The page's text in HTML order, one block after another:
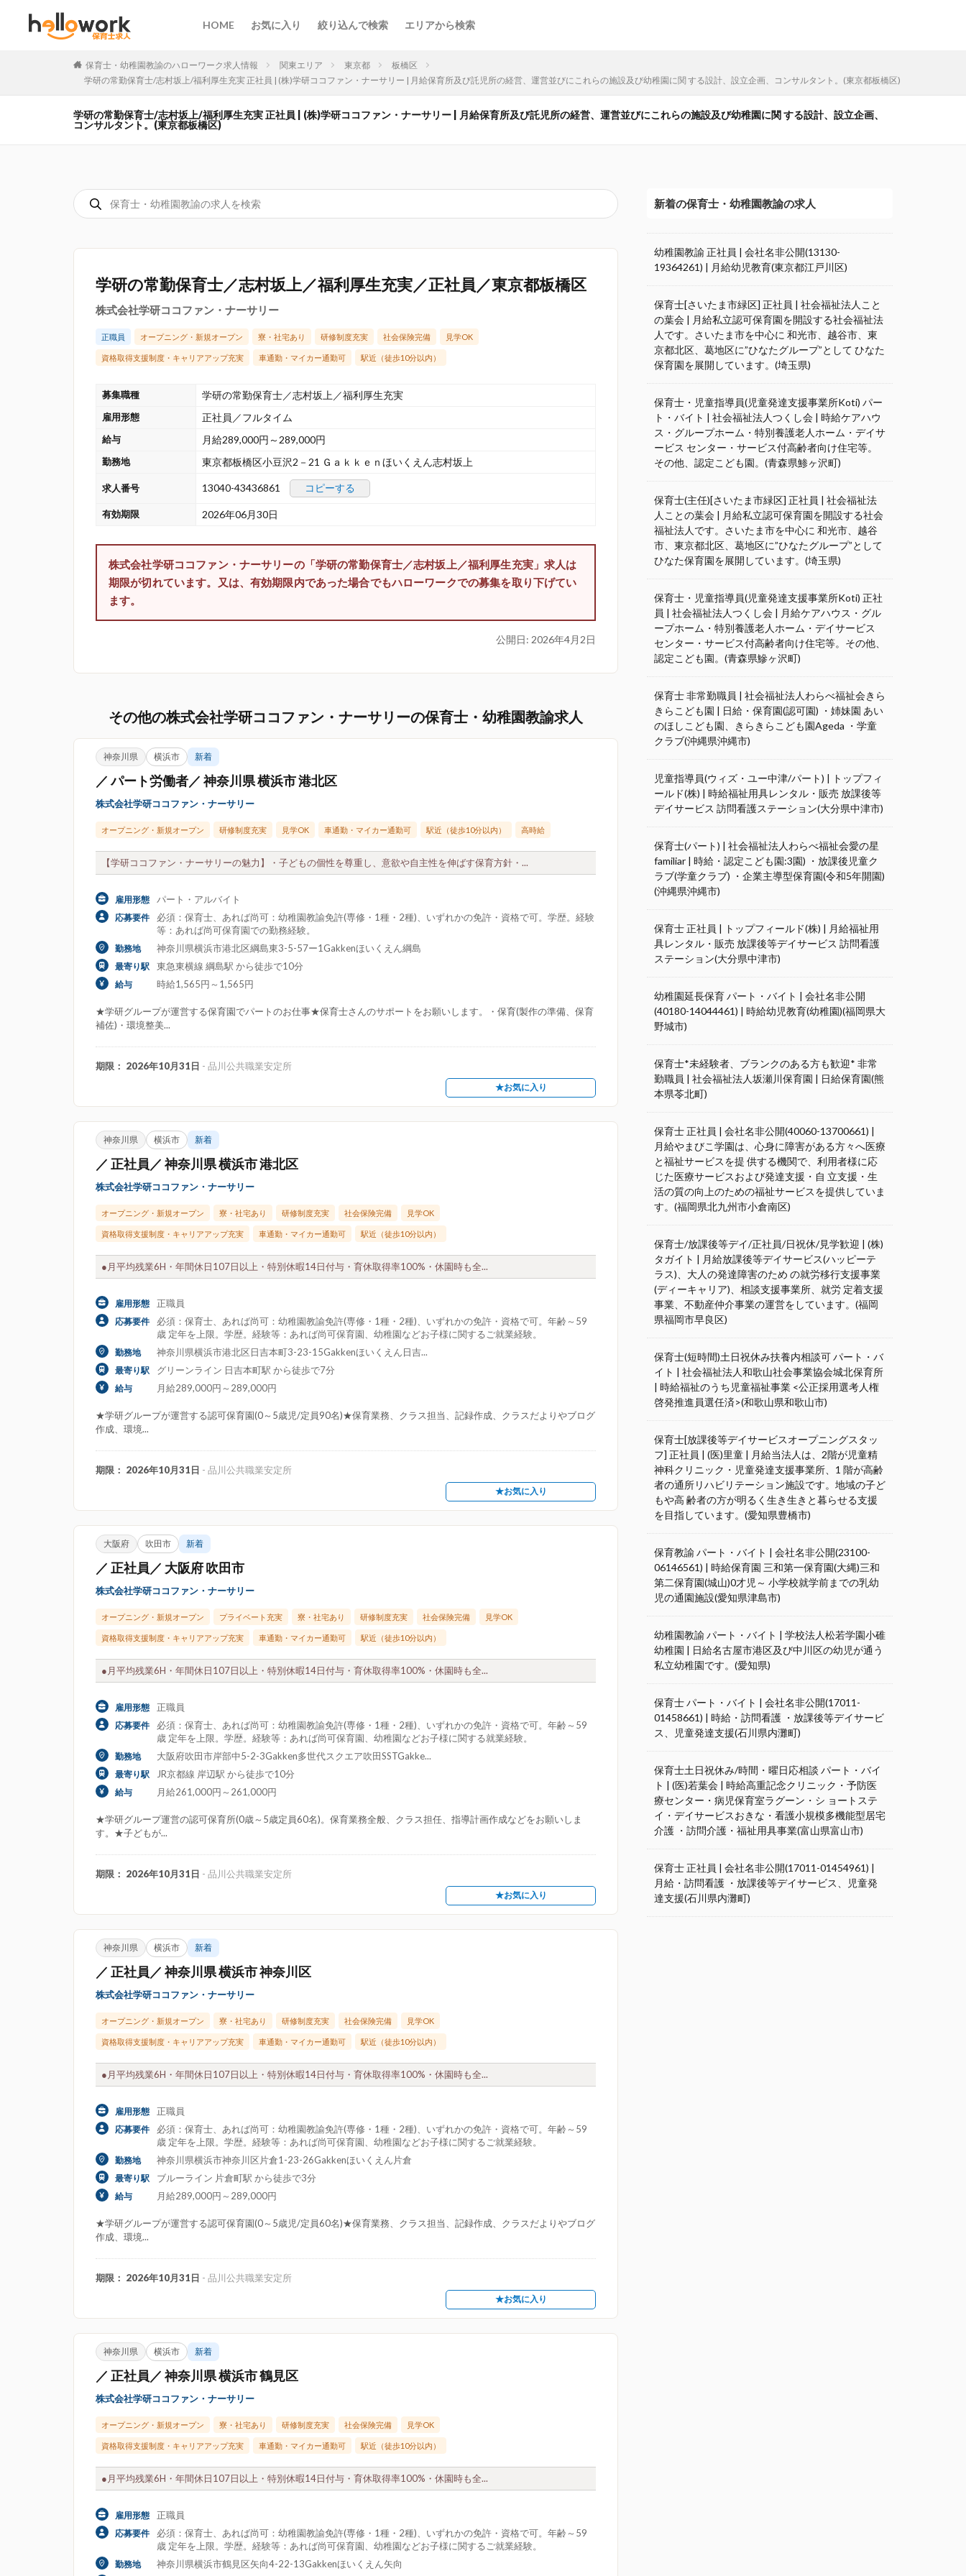
HOME お気に入り 絞り込んで検索 エリアから検索
保育士・幼稚園教諭のハローワーク求人情報 関東エリア 東京都
板橋区
学研の常勤保育士/志村坂上/福利厚生充実 正社員 | (株)学研ココファン・ナーサリー | 月給保育所及び託児所の経営、運営並びにこれらの施設及び幼稚園に関 する設計、設立企画、コンサルタント。(東京都板橋区)
学研の常勤保育士/志村坂上/福利厚生充実 正社員 | (株)学研ココファン・ナーサリー | 月給保育所及び託児所の経営、運営並びにこれらの施設及び幼稚園に関 する設計、設立企画、
コンサルタント。(東京都板橋区)
学研の常勤保育士／志村坂上／福利厚生充実／正社員／東京都板橋区
株式会社学研ココファン・ナーサリー
正職員 オープニング・新規オープン 寮・社宅あり 研修制度充実 社会保険完備 見学OK
資格取得支援制度・キャリアアップ充実 車通勤・マイカー通勤可 駅近（徒歩10分以内）
募集職種 学研の常勤保育士／志村坂上／福利厚生充実
雇用形態 正社員／フルタイム
給与 月給289,000円～289,000円
勤務地 東京都板橋区小豆沢2－21 Ｇａｋｋｅｎほいくえん志村坂上
求人番号 13040-43436861 コピーする
有効期限 2026年06月30日
株式会社学研ココファン・ナーサリーの「学研の常勤保育士／志村坂上／福利厚生充実」求人は
期限が切れています。又は、有効期限内であった場合でもハローワークでの募集を取り下げてい
ます。
公開日: 2026年4月2日
その他の株式会社学研ココファン・ナーサリーの保育士・幼稚園教諭求人
神奈川県 横浜市 新着
／ パート労働者／ 神奈川県 横浜市 港北区
株式会社学研ココファン・ナーサリー
オープニング・新規オープン 研修制度充実 見学OK 車通勤・マイカー通勤可 駅近（徒歩10分以内） 高時給
【学研ココファン・ナーサリーの魅力】・子どもの個性を尊重し、意欲や自主性を伸ばす保育方針・...
雇用形態 パート・アルバイト
応募要件
必須：保育士、あれば尚可：幼稚園教諭免許(専修・1種・2種)、いずれかの免許・資格で可。学歴。経験
等：あれば尚可保育園での勤務経験。
勤務地 神奈川県横浜市港北区綱島東3-5-57ー1Gakkenほいくえん綱島
最寄り駅 東急東横線 綱島駅 から徒歩で10分
給与 時給1,565円～1,565円
★学研グループが運営する保育園でパートのお仕事★保育士さんのサポートをお願いします。・保育(製作の準備、保育
補佐)・環境整美...
期限： 2026年10月31日 - 品川公共職業安定所
★お気に入り
神奈川県 横浜市 新着
／ 正社員／ 神奈川県 横浜市 港北区
株式会社学研ココファン・ナーサリー
オープニング・新規オープン 寮・社宅あり 研修制度充実 社会保険完備 見学OK
資格取得支援制度・キャリアアップ充実 車通勤・マイカー通勤可 駅近（徒歩10分以内）
●月平均残業6H・年間休日107日以上・特別休暇14日付与・育休取得率100%・休園時も全...
雇用形態 正職員
応募要件
必須：保育士、あれば尚可：幼稚園教諭免許(専修・1種・2種)、いずれかの免許・資格で可。年齢～59
歳 定年を上限。学歴。経験等：あれば尚可保育園、幼稚園などお子様に関するご就業経験。
勤務地 神奈川県横浜市港北区日吉本町3-23-15Gakkenほいくえん日吉...
最寄り駅 グリーンライン 日吉本町駅 から徒歩で7分
給与 月給289,000円～289,000円
★学研グループが運営する認可保育園(0～5歳児/定員90名)★保育業務、クラス担当、記録作成、クラスだよりやブログ
作成、環境...
期限： 2026年10月31日 - 品川公共職業安定所
★お気に入り
大阪府 吹田市 新着
／ 正社員／ 大阪府 吹田市
株式会社学研ココファン・ナーサリー
オープニング・新規オープン プライベート充実 寮・社宅あり 研修制度充実 社会保険完備 見学OK
資格取得支援制度・キャリアアップ充実 車通勤・マイカー通勤可 駅近（徒歩10分以内）
●月平均残業6H・年間休日107日以上・特別休暇14日付与・育休取得率100%・休園時も全...
雇用形態 正職員
応募要件
必須：保育士、あれば尚可：幼稚園教諭免許(専修・1種・2種)、いずれかの免許・資格で可。年齢～59
歳 定年を上限。学歴。経験等：あれば尚可保育園、幼稚園などお子様に関する就業経験。
勤務地 大阪府吹田市岸部中5-2-3Gakken多世代スクエア吹田SSTGakke...
最寄り駅 JR京都線 岸辺駅 から徒歩で10分
給与 月給261,000円～261,000円
★学研グループ運営の認可保育所(0歳～5歳定員60名)。保育業務全般、クラス担任、指導計画作成などをお願いしま
す。★子どもが...
期限： 2026年10月31日 - 品川公共職業安定所
★お気に入り
神奈川県 横浜市 新着
／ 正社員／ 神奈川県 横浜市 神奈川区
株式会社学研ココファン・ナーサリー
オープニング・新規オープン 寮・社宅あり 研修制度充実 社会保険完備 見学OK
資格取得支援制度・キャリアアップ充実 車通勤・マイカー通勤可 駅近（徒歩10分以内）
●月平均残業6H・年間休日107日以上・特別休暇14日付与・育休取得率100%・休園時も全...
雇用形態 正職員
応募要件
必須：保育士、あれば尚可：幼稚園教諭免許(専修・1種・2種)、いずれかの免許・資格で可。年齢～59
歳 定年を上限。学歴。経験等：あれば尚可保育園、幼稚園などお子様に関するご就業経験。
勤務地 神奈川県横浜市神奈川区片倉1-23-26Gakkenほいくえん片倉
最寄り駅 ブルーライン 片倉町駅 から徒歩で3分
給与 月給289,000円～289,000円
★学研グループが運営する認可保育園(0～5歳児/定員60名)★保育業務、クラス担当、記録作成、クラスだよりやブログ
作成、環境...
期限： 2026年10月31日 - 品川公共職業安定所
★お気に入り
神奈川県 横浜市 新着
／ 正社員／ 神奈川県 横浜市 鶴見区
株式会社学研ココファン・ナーサリー
オープニング・新規オープン 寮・社宅あり 研修制度充実 社会保険完備 見学OK
資格取得支援制度・キャリアアップ充実 車通勤・マイカー通勤可 駅近（徒歩10分以内）
●月平均残業6H・年間休日107日以上・特別休暇14日付与・育休取得率100%・休園時も全...
雇用形態 正職員
応募要件
必須：保育士、あれば尚可：幼稚園教諭免許(専修・1種・2種)、いずれかの免許・資格で可。年齢～59
歳 定年を上限。学歴。経験等：あれば尚可保育園、幼稚園などお子様に関するご就業経験。
勤務地 神奈川県横浜市鶴見区矢向4-22-13Gakkenほいくえん矢向
新着の保育士・幼稚園教諭の求人
幼稚園教諭 正社員 | 会社名非公開(13130-
19364261) | 月給幼児教育(東京都江戸川区)
保育士[さいたま市緑区] 正社員 | 社会福祉法人こと
の葉会 | 月給私立認可保育園を開設する社会福祉法
人です。さいたま市を中心に 和光市、越谷市、東
京都北区、葛地区に”ひなたグループ”として ひなた
保育園を展開しています。(埼玉県)
保育士・児童指導員(児童発達支援事業所Koti) パー
ト・バイト | 社会福祉法人つくし会 | 時給ケアハウ
ス・グループホーム・特別養護老人ホーム・デイサ
ービス センター・サービス付高齢者向け住宅等。
その他、認定こども園。(青森県鯵ヶ沢町)
保育士(主任)[さいたま市緑区] 正社員 | 社会福祉法
人ことの葉会 | 月給私立認可保育園を開設する社会
福祉法人です。さいたま市を中心に 和光市、越谷
市、東京都北区、葛地区に”ひなたグループ”として
ひなた保育園を展開しています。(埼玉県)
保育士・児童指導員(児童発達支援事業所Koti) 正社
員 | 社会福祉法人つくし会 | 月給ケアハウス・グル
ープホーム・特別養護老人ホーム・デイサービス
センター・サービス付高齢者向け住宅等。その他、
認定こども園。(青森県鰺ヶ沢町)
保育士 非常勤職員 | 社会福祉法人わらべ福祉会きら
きらこども園 | 日給・保育園(認可園) ・姉妹園 あい
のほしこども園、きらきらこども園Ageda ・学童
クラブ(沖縄県沖縄市)
児童指導員(ウィズ・ユー中津/パート) | トップフィ
ールド(株) | 時給福祉用具レンタル・販売 放課後等
デイサービス 訪問看護ステーション(大分県中津市)
保育士(パート) | 社会福祉法人わらべ福祉会愛の星
familiar | 時給・認定こども園:3園) ・放課後児童ク
ラブ(学童クラブ) ・企業主導型保育園(令和5年開園)
(沖縄県沖縄市)
保育士 正社員 | トップフィールド(株) | 月給福祉用
具レンタル・販売 放課後等デイサービス 訪問看護
ステーション(大分県中津市)
幼稚園延長保育 パート・バイト | 会社名非公開
(40180-14044461) | 時給幼児教育(幼稚園)(福岡県大
野城市)
保育士*未経験者、ブランクのある方も歓迎* 非常
勤職員 | 社会福祉法人坂瀬川保育園 | 日給保育園(熊
本県苓北町)
保育士 正社員 | 会社名非公開(40060-13700661) |
月給やまびこ学園は、心身に障害がある方々へ医療
と福祉サービスを提 供する機関で、利用者様に応
じた医療サービスおよび発達支援・自 立支援・生
活の質の向上のための福祉サービスを提供していま
す。(福岡県北九州市小倉南区)
保育士/放課後等デイ/正社員/日祝休/見学歓迎 | (株)
タガイト | 月給放課後等デイサービス(ハッピーテ
ラス)、大人の発達障害のため の就労移行支援事業
(ディーキャリア)、相談支援事業所、就労 定着支援
事業、不動産仲介事業の運営をしています。(福岡
県福岡市早良区)
保育士(短時間)土日祝休み扶養内相談可 パート・バ
イト | 社会福祉法人和歌山社会事業協会城北保育所
| 時給福祉のうち児童福祉事業 <公正採用選考人権
啓発推進員選任済>(和歌山県和歌山市)
保育士[放課後等デイサービスオープニングスタッ
フ] 正社員 | (医)里童 | 月給当法人は、2階が児童精
神科クリニック・児童発達支援事業所、1 階が高齢
者の通所リハビリテーション施設です。地域の子ど
もや高 齢者の方が明るく生き生きと暮らせる支援
を目指しています。(愛知県豊橋市)
保育教諭 パート・バイト | 会社名非公開(23100-
06146561) | 時給保育園 三和第一保育園(大縄)三和
第二保育園(城山)0才児～ 小学校就学前までの乳幼
児の通園施設(愛知県津島市)
幼稚園教諭 パート・バイト | 学校法人松若学園小碓
幼稚園 | 日給名古屋市港区及び中川区の幼児が通う
私立幼稚園です。(愛知県)
保育士 パート・バイト | 会社名非公開(17011-
01458661) | 時給・訪問看護 ・放課後等デイサービ
ス、児童発達支援(石川県内灘町)
保育士土日祝休み/時間・曜日応相談 パート・バイ
ト | (医)若葉会 | 時給高重記念クリニック・予防医
療センター・病児保育室ラグーン・シ ョートステ
イ・デイサービスおきな・看護小規模多機能型居宅
介護 ・訪問介護・福祉用具事業(富山県富山市)
保育士 正社員 | 会社名非公開(17011-01454961) |
月給・訪問看護 ・放課後等デイサービス、児童発
達支援(石川県内灘町)